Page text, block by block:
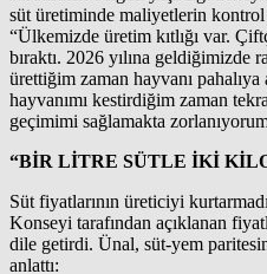
süt üretiminde maliyetlerin
“Ülkemizde üretim kıtlığı var.
bıraktı. 2026 yılına geldiğimizde
ürettiğim zaman hayvanı
hayvanımı kestirdiğim zaman
geçimimi sağlamakta
“BİR LİTRE SÜTLE İKİ
Süt fiyatlarının üreticiyi
Konseyi tarafından açıklanan
dile getirdi. Ünal, süt-yem
anlattı: